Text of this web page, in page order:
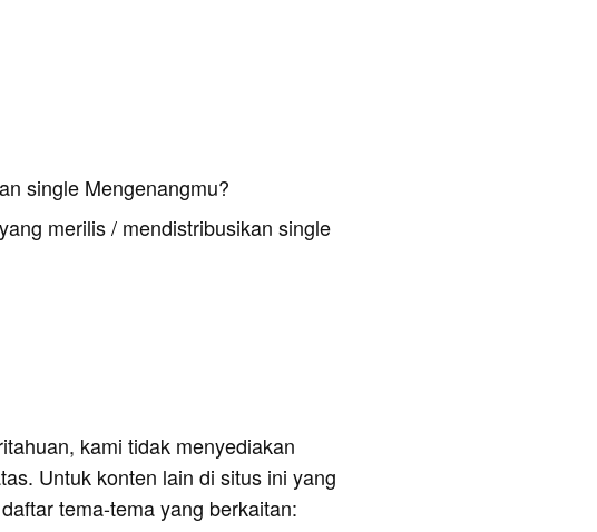
single Mengenangmu?
merilis / mendistribusikan single
kami tidak menyediakan
Untuk konten lain di situs ini yang
tema-tema yang berkaitan: